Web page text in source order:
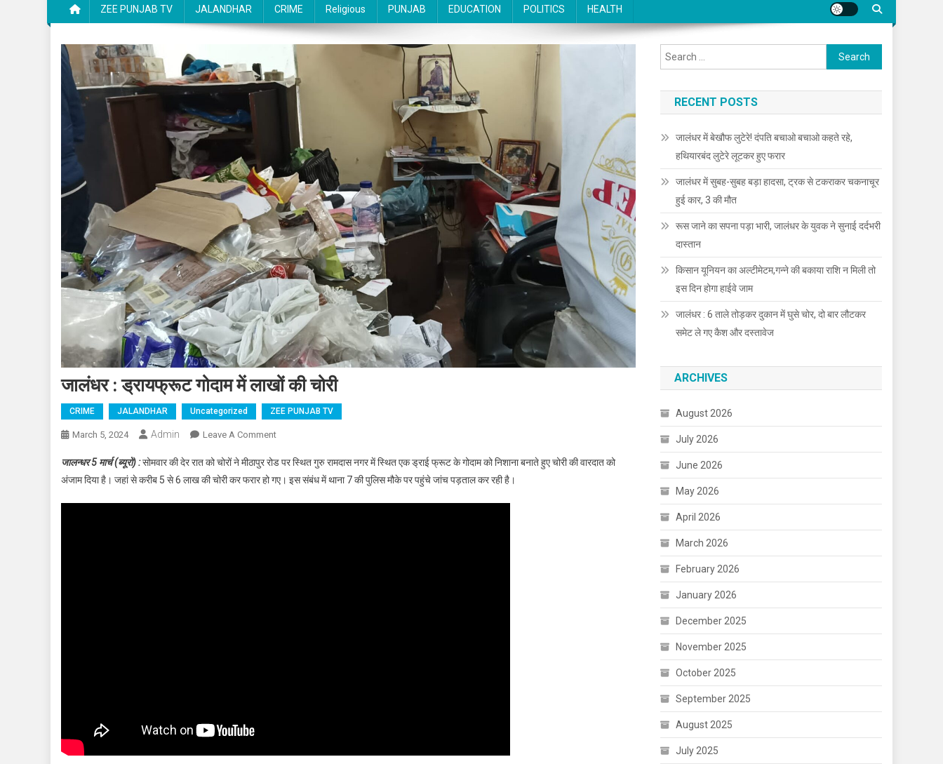
ZEE PUNJAB TV JALANDHAR CRIME Religious PUNJAB EDUCATION POLITICS HEALTH
जालंधर : ड्रायफ्रूट गोदाम में लाखों की चोरी
CRIME JALANDHAR Uncategorized ZEE PUNJAB TV
March 5, 2024 Admin Leave A Comment
जालन्धर 5 मार्च (ब्यूरो) :सोमवार की देर रात को चोरों ने मीठापुर रोड पर स्थित गुरु रामदास नगर में स्थित एक ड्राई फ्रूट के गोदाम को निशाना बनाते हुए चोरी की वारदात को
अंजाम दिया है। जहां से करीब 5 से 6 लाख की चोरी कर फरार हो गए। इस संबंध में थाना 7 की पुलिस मौके पर पहुंचे जांच पड़ताल कर रही है।
Search for:
RECENT POSTS
जालंधर में बेखौफ लुटेरे! दंपति बचाओ बचाओ कहते रहे,
हथियारबंद लुटेरे लूटकर हुए फरार
जालंधर में सुबह-सुबह बड़ा हादसा, ट्रक से टकराकर चकनाचूर
हुई कार, 3 की मौत
रूस जाने का सपना पड़ा भारी, जालंधर के युवक ने सुनाई दर्दभरी
दास्तान
किसान यूनियन का अल्टीमेटम,गन्ने की बकाया राशि न मिली तो
इस दिन होगा हाईवे जाम
जालंधर : 6 ताले तोड़कर दुकान में घुसे चोर, दो बार लौटकर
समेट ले गए कैश और दस्तावेज
ARCHIVES
August 2026
July 2026
June 2026
May 2026
April 2026
March 2026
February 2026
January 2026
December 2025
November 2025
October 2025
September 2025
August 2025
July 2025